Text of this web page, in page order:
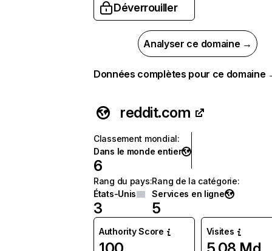
Déverrouiller
Analyser ce domaine →
Données complètes pour ce domaine
reddit.com
Classement mondial:
Dans le monde entier
6
Rang du pays:
États-Unis
3
Rang de la catégorie:
Services en ligne
5
Authority Score Visites